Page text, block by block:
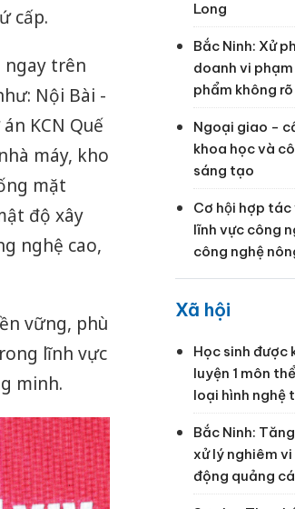
cấp.
ngay trên
Nội Bài -
KCN Quế
máy, kho
mặt
độ xây
nghệ cao,
vững, phù
lĩnh vực
minh.
Long
Bắc Ninh: Xử
doanh vi
phẩm không
Ngoại giao -
khoa học và
sáng tạo
Cơ hội hợp tác
lĩnh vực công
công nghệ
Xã hội
Học sinh được
luyện 1 môn
loại hình nghệ
Bắc Ninh:
xử lý nghiêm
động quảng